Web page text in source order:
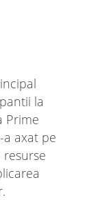
la
Prime
a axat pe